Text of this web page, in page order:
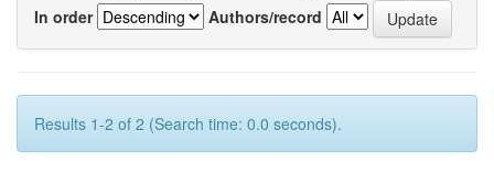
In order
Authors/record
Results 1-2 of 2 (Search time: 0.0 seconds).